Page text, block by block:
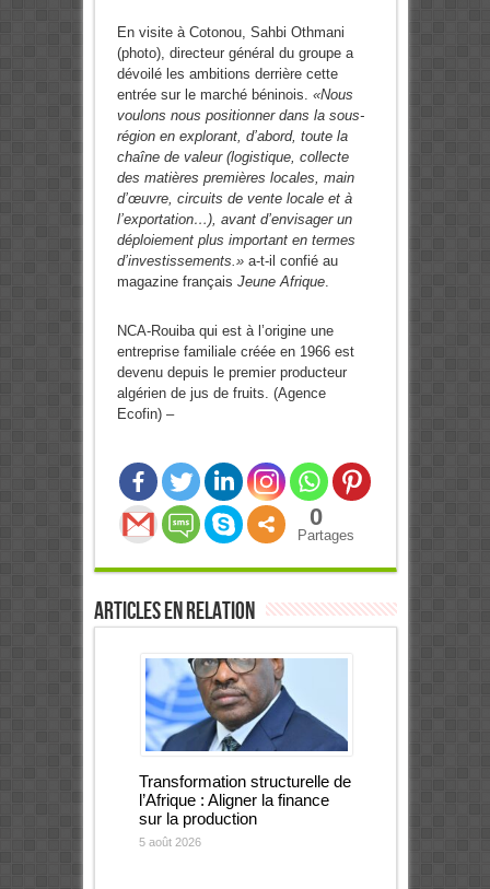
En visite à Cotonou, Sahbi Othmani
(photo), directeur général du groupe a
dévoilé les ambitions derrière cette
entrée sur le marché béninois. «Nous
voulons nous positionner dans la sous-
région en explorant, d’abord, toute la
chaîne de valeur (logistique, collecte
des matières premières locales, main
d’œuvre, circuits de vente locale et à
l’exportation…), avant d’envisager un
déploiement plus important en termes
d’investissements.»a-t-il confié au
magazine français Jeune Afrique.
NCA-Rouiba qui est à l’origine une
entreprise familiale créée en 1966 est
devenu depuis le premier producteur
algérien de jus de fruits. (Agence
Ecofin) –
0
Partages
Articles en relation
Transformation structurelle de
l’Afrique : Aligner la finance
sur la production
5 août 2026